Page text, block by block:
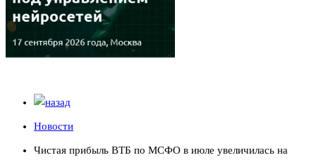
Новости
Чистая прибыль ВТБ по МСФО в июле увеличилась на